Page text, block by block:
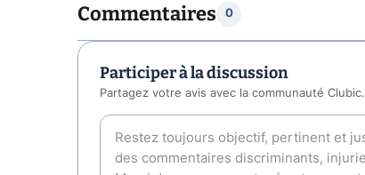
Commentaires 0
Participer à la discussion
Partagez votre avis avec la communauté Clubic.